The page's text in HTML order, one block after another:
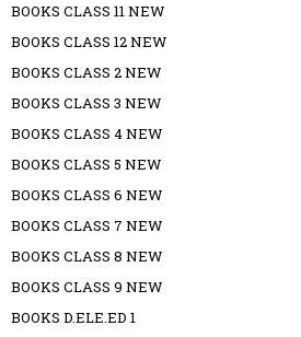
BOOKS CLASS 11 NEW
BOOKS CLASS 12 NEW
BOOKS CLASS 2 NEW
BOOKS CLASS 3 NEW
BOOKS CLASS 4 NEW
BOOKS CLASS 5 NEW
BOOKS CLASS 6 NEW
BOOKS CLASS 7 NEW
BOOKS CLASS 8 NEW
BOOKS CLASS 9 NEW
BOOKS D.ELE.ED 1